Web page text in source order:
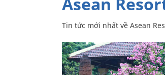
Tin tức mới nhất về Asean